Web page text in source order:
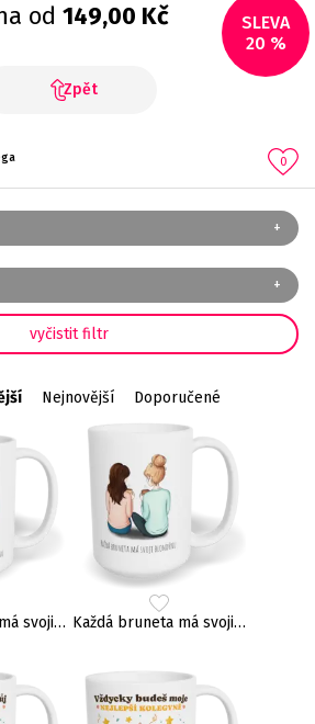
SLEVA
20 %
od 149,00 Kč
Zpět
0
Nejnovější Doporučené
Každá bruneta má svoji blondýnu Každá bruneta má svoji blondýnu